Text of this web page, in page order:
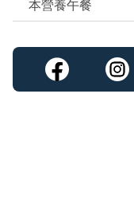
本營養午餐